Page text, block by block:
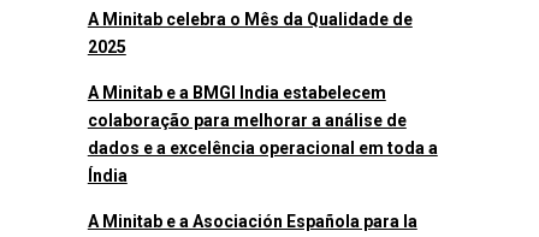
A Minitab celebra o Mês da Qualidade de
2025
A Minitab e a BMGI India estabelecem
colaboração para melhorar a análise de
dados e a excelência operacional em toda a
Índia
A Minitab e a Asociación Española para la